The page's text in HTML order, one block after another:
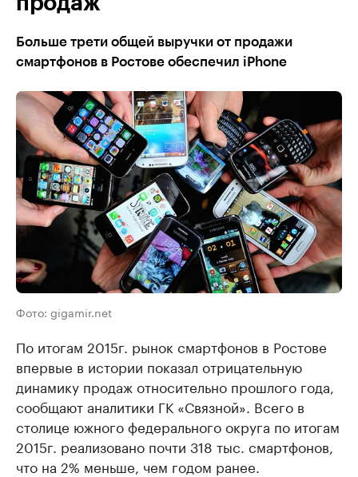
Больше трети общей выручки от продажи
смартфонов в Ростове обеспечил iPhone
Фото: gigamir.net
По итогам 2015г. рынок смартфонов в Ростове
впервые в истории показал отрицательную
динамику продаж относительно прошлого года,
сообщают аналитики ГК «Связной». Всего в
столице южного федерального округа по итогам
2015г. реализовано почти 318 тыс. смартфонов,
что на 2% меньше, чем годом ранее.